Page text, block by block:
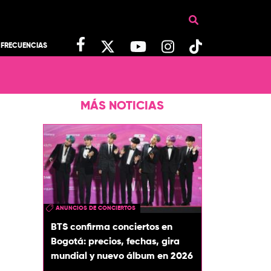
FRECUENCIAS
MÁS NOTICIAS
ANUNCIOS DE CONCIERTOS
BTS confirma conciertos en
Bogotá: precios, fechas, gira
mundial y nuevo álbum en 2026